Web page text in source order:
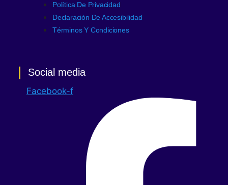
Política De Privacidad
Declaración De Accesibilidad
Términos Y Condiciones
Social media
Facebook-f